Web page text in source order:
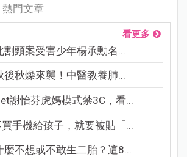
熱門文章
看更多
割頸案受害少年楊承勳名...
後秋燥來襲！中醫教養肺...
謝怡芬虎媽模式禁3C，看...
手機給孩子，就要被貼「...
麼不想或不敢生二胎？這8...